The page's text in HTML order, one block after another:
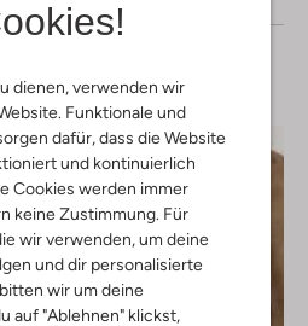
dienen, verwenden wir
Funktionale und
dafür, dass die Website
und kontinuierlich
Cookies werden immer
keine Zustimmung. Für
wir verwenden, um deine
und dir personalisierte
wir um deine
auf "Ablehnen" klickst,
Look